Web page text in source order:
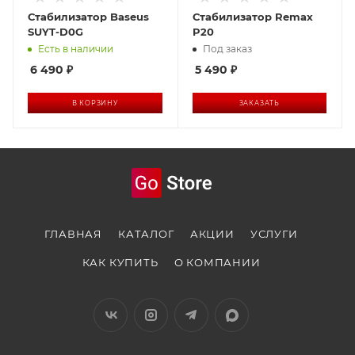
Стабилизатор Baseus
SUYT-D0G
Есть в наличии
6 490 ₽
В КОРЗИНУ
Стабилизатор Remax
P20
Под заказ
5 490 ₽
ЗАКАЗАТЬ
ГЛАВНАЯ КАТАЛОГ АКЦИИ УСЛУГИ
КАК КУПИТЬ О КОМПАНИИ